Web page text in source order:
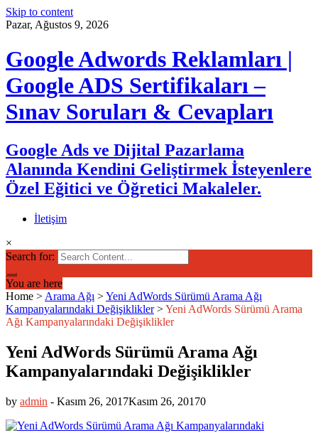
Skip to content
Pazar, Ağustos 9, 2026
Google Adwords Reklamları |
Google ADS Sertifikaları –
Sınav Soruları & Cevapları
Google Ads ve Dijital Pazarlama
Alanında Kendini Geliştirmek İsteyenlere
Özel Eğitici ve Öğretici Makaleler.
İletişim
×
Search for:
You are here
Home > Arama Ağı >Yeni AdWords Sürümü Arama Ağı
Kampanyalarındaki Değişiklikler >Yeni AdWords Sürümü Arama
Ağı Kampanyalarındaki Değişiklikler
Yeni AdWords Sürümü Arama Ağı
Kampanyalarındaki Değişiklikler
by admin - Kasım 26, 2017Kasım 26, 20170